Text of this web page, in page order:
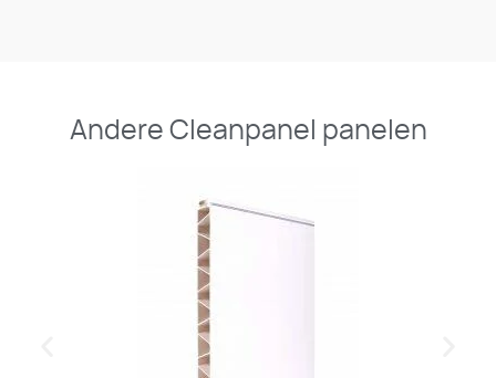
Andere Cleanpanel panelen